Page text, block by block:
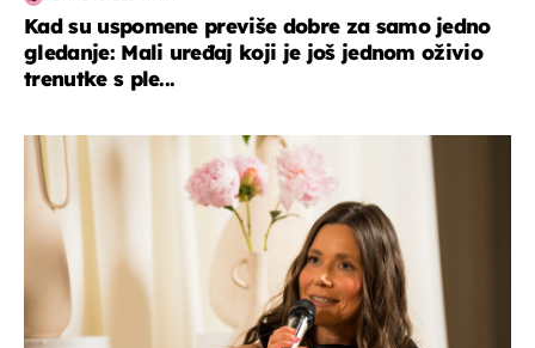
Kad su uspomene previše dobre za samo jedno
gledanje: Mali uređaj koji je još jednom oživio
trenutke s ple...
moda & ljepota